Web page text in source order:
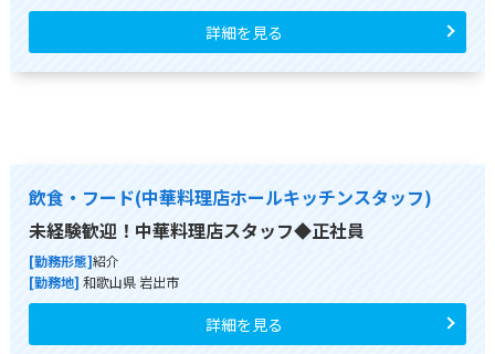
詳細を見る
飲食・フード(中華料理店ホールキッチンスタッフ)
未経験歓迎！中華料理店スタッフ◆正社員
[勤務形態]紹介
[勤務地] 和歌山県 岩出市
詳細を見る